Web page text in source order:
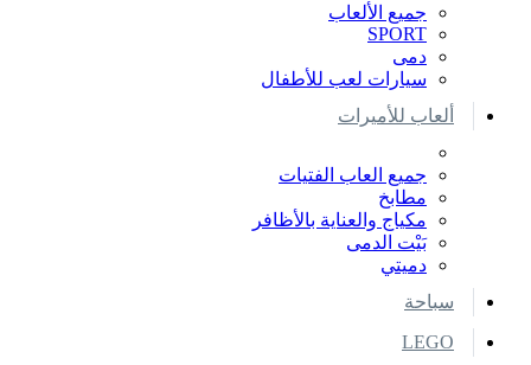
جميع الألعاب
SPORT
دمى
سيارات لعب للأطفال
ألعاب للأميرات
جميع العاب الفتيات
مطابخ
مكياج والعناية بالأظافر
بَيْت الدمى
دميتي
سباحة
LEGO